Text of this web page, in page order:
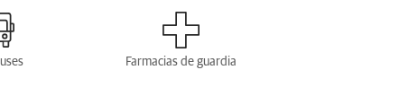
Farmacias de guardia